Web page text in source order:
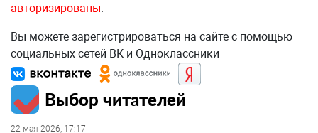
авторизированы.
Вы можете зарегистрироваться на сайте с помощью
социальных сетей ВК и Одноклассники
Выбор читателей
22 мая 2026, 17:17